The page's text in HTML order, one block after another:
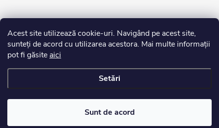
Acest site utilizează cookie-uri. Navigând pe acest site,
sunteți de acord cu utilizarea acestora. Mai multe informații
pot fi găsite aici
Setări
Sunt de acord
Drepturi de autor 2026Edurko.ro. Toate drepturile rezervate.